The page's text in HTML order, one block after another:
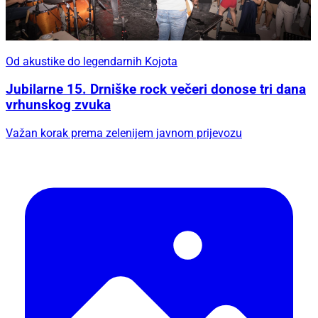
Od akustike do legendarnih Kojota
Jubilarne 15. Drniške rock večeri donose tri dana
vrhunskog zvuka
Važan korak prema zelenijem javnom prijevozu